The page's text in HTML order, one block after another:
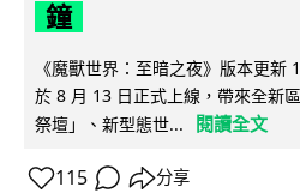
鐘
《魔獸世界：至暗之夜》版本更新
於 8 月 13 日正式上線，帶來全新
祭壇」、新型態世...
閱讀全文
115 分享